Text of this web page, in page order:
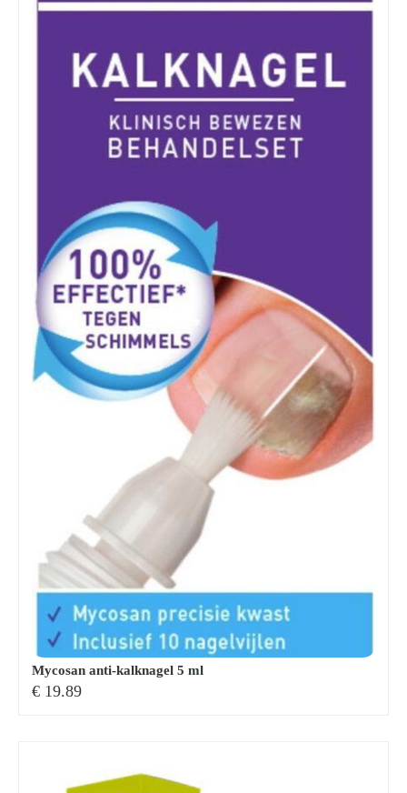
Mycosan anti-kalknagel 5 ml
€ 19.89